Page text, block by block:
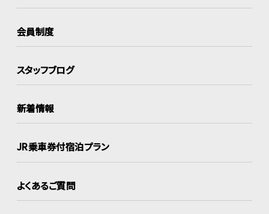
会員制度
スタッフブログ
新着情報
JR乗車券付宿泊プラン
よくあるご質問